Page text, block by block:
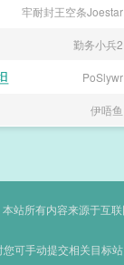
牢耐封王空条Joestar
勤务小兵2
PoSlywr
伊唔鱼
本站所有内容来源于互
您可手动提交相关目标